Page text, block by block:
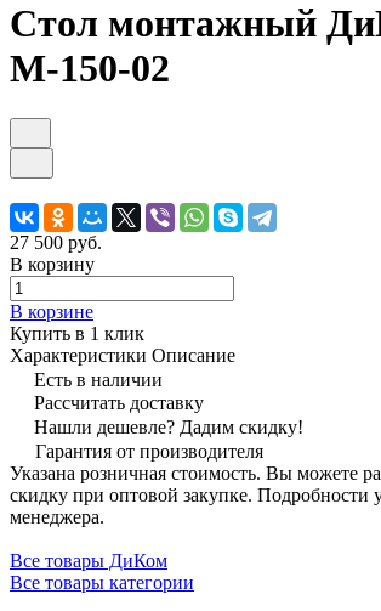
Стол монтажный
М-150-02
27 500 руб.
В корзину
В корзине
Купить в 1 клик
Характеристики Описание
Есть в наличии
Рассчитать доставку
Нашли дешевле? Дадим скидку!
Гарантия от производителя
Указана розничная стоимость. Вы можете
скидку при оптовой закупке. Подробности
менеджера.
Все товары ДиКом
Все товары категории